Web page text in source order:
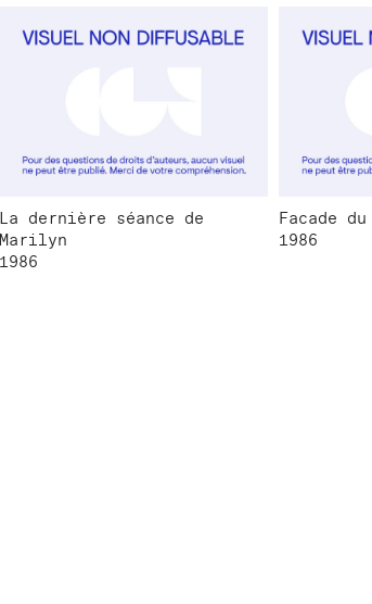
La dernière séance de
Marilyn
1986
Facade
1986